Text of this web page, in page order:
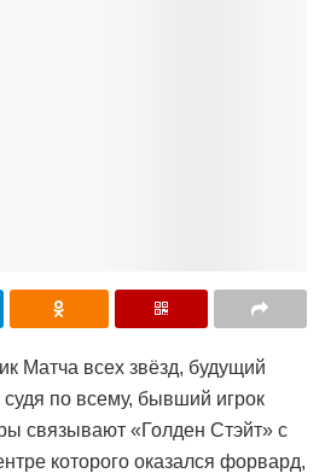
Матча всех звёзд, будущий
по всему, бывший игрок
связывают «Голден Стэйт» с
которого оказался форвард,